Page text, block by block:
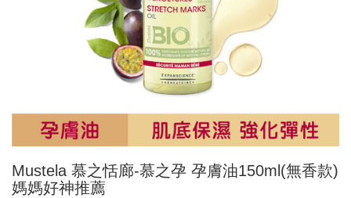
Mustela 慕之恬廊-慕之孕 孕膚油150ml(無香款)
媽媽好神推薦